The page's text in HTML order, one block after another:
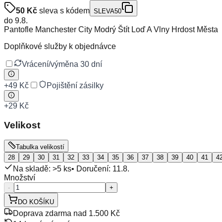
50 Kč sleva s kódem SLEVA50
do 9.8.
Pantofle Manchester City Modrý Štít Loď A Vlny Hrdost Města
Doplňkové služby k objednávce
Vrácení/výměna 30 dní
+49 Kč Pojištění zásilky
+29 Kč
Velikost
Tabulka velikostí
28
29 30 31 32 33 34 35 36 37 38 39 40 41
Na skladě: >5 ks• Doručení: 11.8.
Množství
-
+
DO KOŠÍKU
Doprava zdarma nad 1.500 Kč